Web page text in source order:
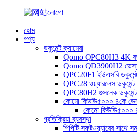
হোম
পণ্য
ডকুমেন্ট ক্যামেরা
Qomo QPC80H3 4K
Qomo QD3900H2
QPC20F1 ইউএসবি ডকুমেন্ট
QPC28 ওয়্যারলেস ডকুমেন্ট
QPC80H2 গুসনেক ডকুমেন্ট
কোমো কিউডি৫০০০ ৪কে
কোমো কিউডি৫০০০
প্রতিক্রিয়া ব্যবস্থা
পিপিটি সফটওয়্যারের সাথে